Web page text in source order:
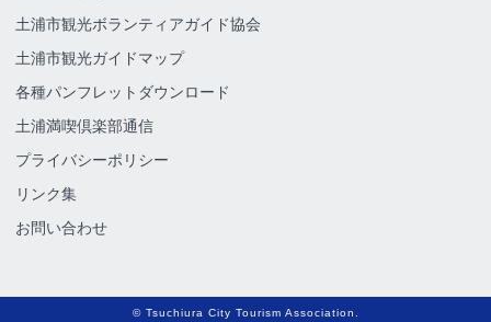
土浦市観光ボランティアガイド協会
土浦市観光ガイドマップ
各種パンフレットダウンロード
土浦満喫倶楽部通信
プライバシーポリシー
リンク集
お問い合わせ
© Tsuchiura City Tourism Association.